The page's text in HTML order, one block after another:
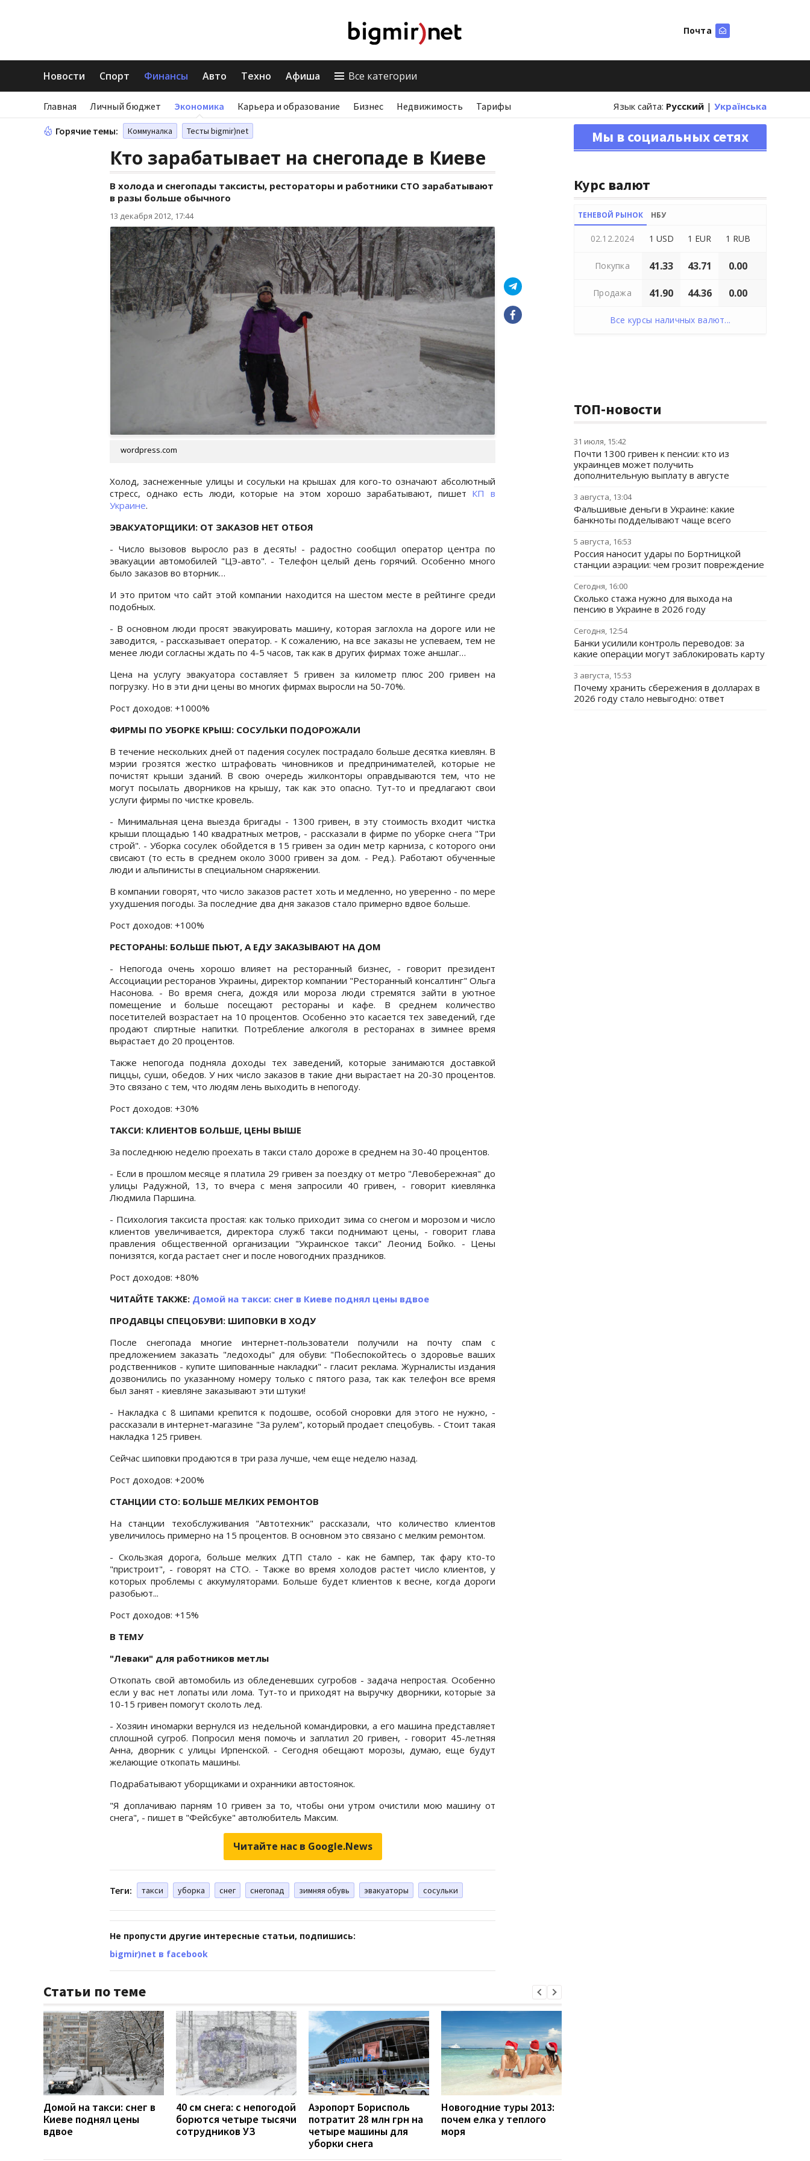
Почта
Новости Спорт Финансы Авто Техно Афиша Все категории
Главная Личный бюджет Экономика Карьера и образование Бизнес Недвижимость Тарифы Язык сайта: Русский | Українська
Горячие темы: Коммуналка Тесты bigmir)net
Кто зарабатывает на снегопаде в Киеве
В холода и снегопады таксисты, рестораторы и работники СТО зарабатывают
в разы больше обычного
13 декабря 2012, 17:44
wordpress.com
Холод, заснеженные улицы и сосульки на крышах для кого-то означают абсолютный
стресс, однако есть люди, которые на этом хорошо зарабатывают, пишет КП в
Украине.
ЭВАКУАТОРЩИКИ: ОТ ЗАКАЗОВ НЕТ ОТБОЯ
- Число вызовов выросло раз в десять! - радостно сообщил оператор центра по
эвакуации автомобилей "ЦЭ-авто". - Телефон целый день горячий. Особенно много
было заказов во вторник…
И это притом что сайт этой компании находится на шестом месте в рейтинге среди
подобных.
- В основном люди просят эвакуировать машину, которая заглохла на дороге или не
заводится, - рассказывает оператор. - К сожалению, на все заказы не успеваем, тем не
менее люди согласны ждать по 4-5 часов, так как в других фирмах тоже аншлаг…
Цена на услугу эвакуатора составляет 5 гривен за километр плюс 200 гривен на
погрузку. Но в эти дни цены во многих фирмах выросли на 50-70%.
Рост доходов: +1000%
ФИРМЫ ПО УБОРКЕ КРЫШ: СОСУЛЬКИ ПОДОРОЖАЛИ
В течение нескольких дней от падения сосулек пострадало больше десятка киевлян. В
мэрии грозятся жестко штрафовать чиновников и предпринимателей, которые не
почистят крыши зданий. В свою очередь жилконторы оправдываются тем, что не
могут посылать дворников на крышу, так как это опасно. Тут-то и предлагают свои
услуги фирмы по чистке кровель.
- Минимальная цена выезда бригады - 1300 гривен, в эту стоимость входит чистка
крыши площадью 140 квадратных метров, - рассказали в фирме по уборке снега "Три
строй". - Уборка сосулек обойдется в 15 гривен за один метр карниза, с которого они
свисают (то есть в среднем около 3000 гривен за дом. - Ред.). Работают обученные
люди и альпинисты в специальном снаряжении.
В компании говорят, что число заказов растет хоть и медленно, но уверенно - по мере
ухудшения погоды. За последние два дня заказов стало примерно вдвое больше.
Рост доходов: +100%
РЕСТОРАНЫ: БОЛЬШЕ ПЬЮТ, А ЕДУ ЗАКАЗЫВАЮТ НА ДОМ
- Непогода очень хорошо влияет на ресторанный бизнес, - говорит президент
Ассоциации ресторанов Украины, директор компании "Ресторанный консалтинг" Ольга
Насонова. - Во время снега, дождя или мороза люди стремятся зайти в уютное
помещение и больше посещают рестораны и кафе. В среднем количество
посетителей возрастает на 10 процентов. Особенно это касается тех заведений, где
продают спиртные напитки. Потребление алкоголя в ресторанах в зимнее время
вырастает до 20 процентов.
Также непогода подняла доходы тех заведений, которые занимаются доставкой
пиццы, суши, обедов. У них число заказов в такие дни вырастает на 20-30 процентов.
Это связано с тем, что людям лень выходить в непогоду.
Рост доходов: +30%
ТАКСИ: КЛИЕНТОВ БОЛЬШЕ, ЦЕНЫ ВЫШЕ
За последнюю неделю проехать в такси стало дороже в среднем на 30-40 процентов.
- Если в прошлом месяце я платила 29 гривен за поездку от метро "Левобережная" до
улицы Радужной, 13, то вчера с меня запросили 40 гривен, - говорит киевлянка
Людмила Паршина.
- Психология таксиста простая: как только приходит зима со снегом и морозом и число
клиентов увеличивается, директора служб такси поднимают цены, - говорит глава
правления общественной организации "Украинское такси" Леонид Бойко. - Цены
понизятся, когда растает снег и после новогодних праздников.
Рост доходов: +80%
ЧИТАЙТЕ ТАКЖЕ: Домой на такси: снег в Киеве поднял цены вдвое
ПРОДАВЦЫ СПЕЦОБУВИ: ШИПОВКИ В ХОДУ
После снегопада многие интернет-пользователи получили на почту спам с
предложением заказать "ледоходы" для обуви: "Побеспокойтесь о здоровье ваших
родственников - купите шипованные накладки" - гласит реклама. Журналисты издания
дозвонились по указанному номеру только с пятого раза, так как телефон все время
был занят - киевляне заказывают эти штуки!
- Накладка с 8 шипами крепится к подошве, особой сноровки для этого не нужно, -
рассказали в интернет-магазине "За рулем", который продает спецобувь. - Стоит такая
накладка 125 гривен.
Сейчас шиповки продаются в три раза лучше, чем еще неделю назад.
Рост доходов: +200%
СТАНЦИИ СТО: БОЛЬШЕ МЕЛКИХ РЕМОНТОВ
На станции техобслуживания "Автотехник" рассказали, что количество клиентов
увеличилось примерно на 15 процентов. В основном это связано с мелким ремонтом.
- Скользкая дорога, больше мелких ДТП стало - как не бампер, так фару кто-то
"пристроит", - говорят на СТО. - Также во время холодов растет число клиентов, у
которых проблемы с аккумуляторами. Больше будет клиентов к весне, когда дороги
разобьют...
Рост доходов: +15%
В ТЕМУ
"Леваки" для работников метлы
Откопать свой автомобиль из обледеневших сугробов - задача непростая. Особенно
если у вас нет лопаты или лома. Тут-то и приходят на выручку дворники, которые за
10-15 гривен помогут сколоть лед.
- Хозяин иномарки вернулся из недельной командировки, а его машина представляет
сплошной сугроб. Попросил меня помочь и заплатил 20 гривен, - говорит 45-летняя
Анна, дворник с улицы Ирпенской. - Сегодня обещают морозы, думаю, еще будут
желающие откопать машины.
Подрабатывают уборщиками и охранники автостоянок.
"Я доплачиваю парням 10 гривен за то, чтобы они утром очистили мою машину от
снега", - пишет в "Фейсбуке" автолюбитель Максим.
Читайте нас в Google.News
Теги: такси уборка снег снегопад зимняя обувь эвакуаторы сосульки
Не пропусти другие интересные статьи, подпишись:
bigmir)net в facebook
Статьи по теме
Домой на такси: снег в
Киеве поднял цены
вдвое
40 см снега: с непогодой
борются четыре тысячи
сотрудников УЗ
Аэропорт Борисполь
потратит 28 млн грн на
четыре машины для
уборки снега
Новогодние туры 2013:
почем елка у теплого
моря
Мы в социальных сетях
Курс валют
ТЕНЕВОЙ РЫНОК НБУ
02.12.2024 1 USD 1 EUR 1 RUB
Покупка 41.33 43.71 0.00
Продажа 41.90 44.36 0.00
Все курсы наличных валют...
ТОП-новости
31 июля, 15:42
Почти 1300 гривен к пенсии: кто из
украинцев может получить
дополнительную выплату в августе
3 августа, 13:04
Фальшивые деньги в Украине: какие
банкноты подделывают чаще всего
5 августа, 16:53
Россия наносит удары по Бортницкой
станции аэрации: чем грозит повреждение
Сегодня, 16:00
Сколько стажа нужно для выхода на
пенсию в Украине в 2026 году
Сегодня, 12:54
Банки усилили контроль переводов: за
какие операции могут заблокировать карту
3 августа, 15:53
Почему хранить сбережения в долларах в
2026 году стало невыгодно: ответ